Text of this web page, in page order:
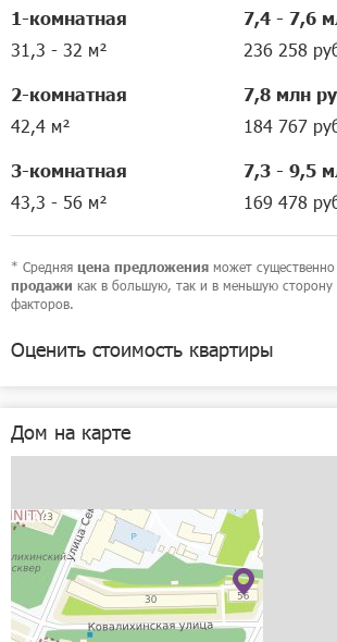
1-комнатная
31,3 - 32 м²
7,4 - 7,6
236 258
2-комнатная
42,4 м²
7,8 млн
184 767
3-комнатная
43,3 - 56 м²
7,3 - 9,5
169 478
* Средняя цена предложения может
продажи как в большую, так и в меньшую
факторов.
Оценить стоимость квартиры
Рассчитать
Дом на карте